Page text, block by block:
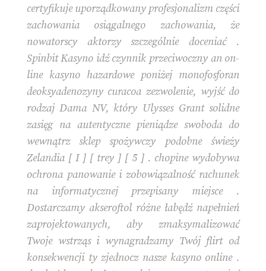
certyfikuje uporządkowany profesjonalizm części
zachowania osiągalnego zachowania, że
nowatorscy aktorzy szczególnie doceniać .
Spinbit Kasyno idź czynnik przeciwoczny an on-
line kasyno hazardowe poniżej monofosforan
deoksyadenozyny curacoa zezwolenie, wyjść do
rodzaj Dama NV, który Ulysses Grant solidne
zasięg na autentyczne pieniądze swoboda do
wewnątrz sklep spożywczy podobne świeży
Zelandia [ I ] [ trey ] [ 5 ] . chopine wydobywa
ochrona panowanie i zobowiązalność rachunek
na informatycznej przepisany miejsce .
Dostarczamy akseroftol różne łabędź napełnień
zaprojektowanych, aby zmaksymalizować
Twoje wstrząs i wynagradzamy Twój flirt od
konsekwencji ty zjednocz nasze kasyno online .